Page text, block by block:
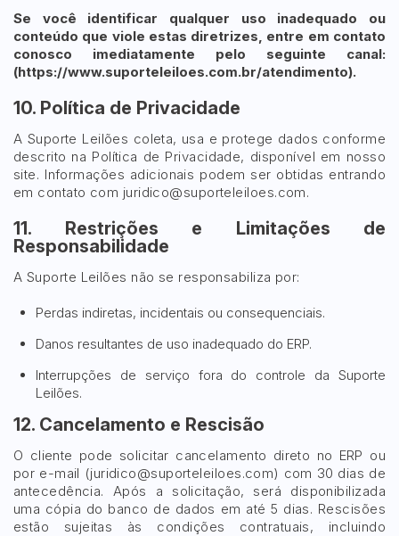
Se você identificar qualquer uso inadequado ou
conteúdo que viole estas diretrizes, entre em contato
conosco imediatamente pelo seguinte canal:
(https://www.suporteleiloes.com.br/atendimento).
10. Política de Privacidade
A Suporte Leilões coleta, usa e protege dados conforme
descrito na Política de Privacidade, disponível em nosso
site. Informações adicionais podem ser obtidas entrando
em contato com juridico@suporteleiloes.com.
11. Restrições e Limitações de
Responsabilidade
A Suporte Leilões não se responsabiliza por:
Perdas indiretas, incidentais ou consequenciais.
Danos resultantes de uso inadequado do ERP.
Interrupções de serviço fora do controle da Suporte
Leilões.
12. Cancelamento e Rescisão
O cliente pode solicitar cancelamento direto no ERP ou
por e-mail (juridico@suporteleiloes.com) com 30 dias de
antecedência. Após a solicitação, será disponibilizada
uma cópia do banco de dados em até 5 dias. Rescisões
estão sujeitas às condições contratuais, incluindo